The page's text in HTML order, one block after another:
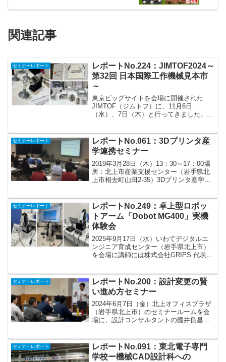
関連記事
セミナーレポート
レポートNo.224：JIMTOF2024～
第32回 日本国際工作機械見本市
～
東京ビッグサイトを会場に開催された
JIMTOF（ジムトフ）に、11月6日
（水）、7日（木）と行ってきました。
界有数の工作機械・機械技術に関する展
示会です。最新の...
セミナーレポート
レポートNo.061：3Dプリンタ産
学連携セミナー
2019年3月28日（木）13：30～17：00場
所：北上市産業支援センター（岩手県北
上市相去町山田2-35）3Dプリンタ産学連
と活用の最前線について勉強してきま
し...
セミナーレポート
レポートNo.249：卓上型ロボッ
トアーム「Dobot MG400」実機
体験会
2025年9月17日（水）いわてデジタルエ
ンジニア育成センター（岩手県北上市）
を会場に講師には株式会社GRIPS 代表取
ットアーム実機体験会を開催しました。
ロボット２...
セミナーレポート
レポートNo.200：設計変更の賢
い進め方セミナー
2024年6月7日（金）北上オフィスプラザ
（岩手県北上市）のセミナールームを会
場に、設計コンサルタントの國井良昌様
しました。設計変更は、時流に合った商
品を設計し、品質を...
セミナーレポート
レポートNo.091：東北電子専門
学校ー機械CAD設計科への